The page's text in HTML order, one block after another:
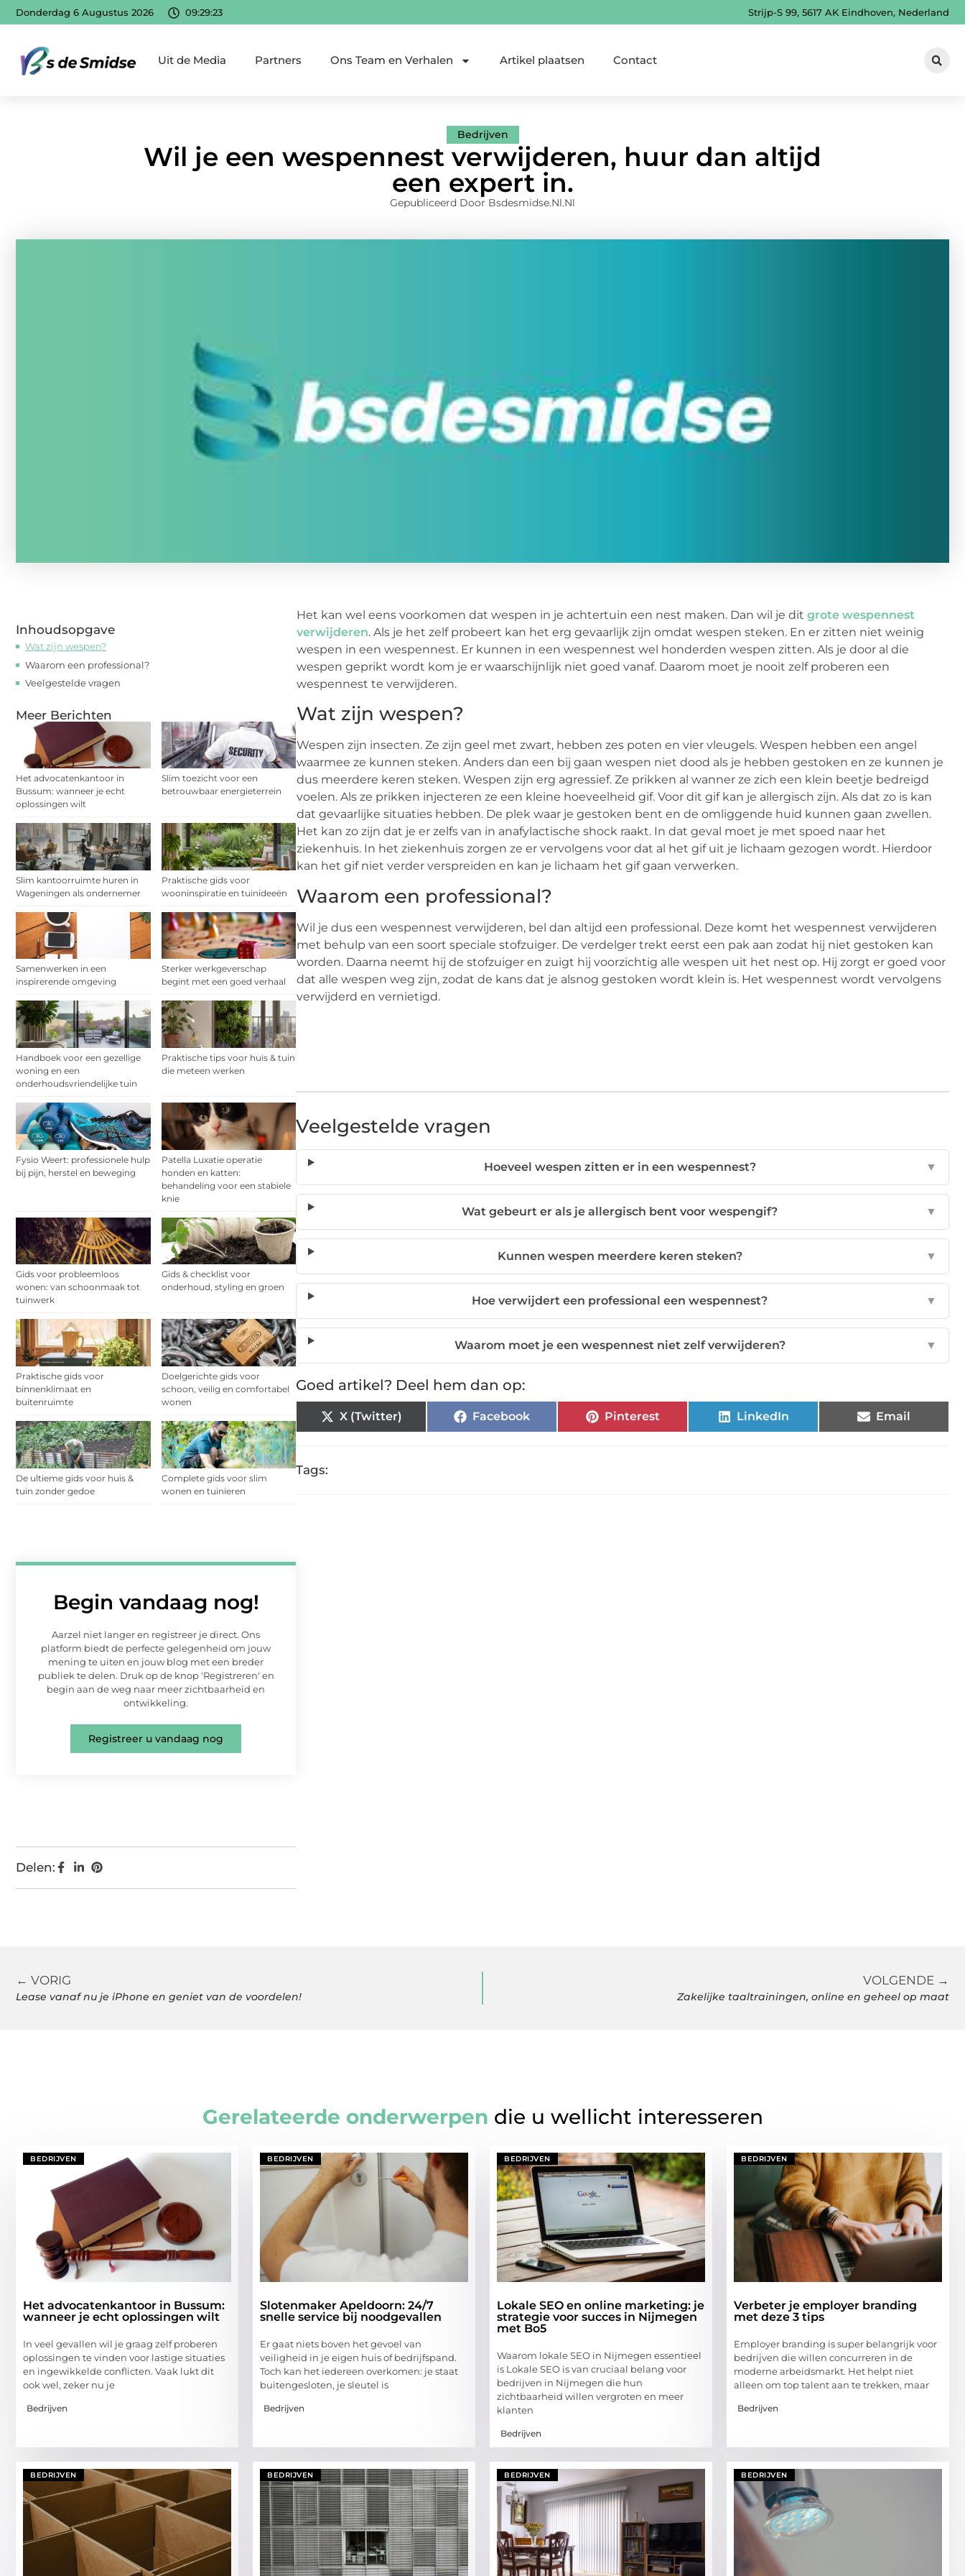
Donderdag 6 Augustus 2026 09:29:24 Strijp-S 99, 5617 AK Eindhoven, Nederland
Uit de Media Partners Ons Team en Verhalen Artikel plaatsen Contact
Bedrijven
Wil je een wespennest verwijderen, huur dan altijd
een expert in.
Gepubliceerd Door Bsdesmidse.nl.nl
Inhoudsopgave
Wat zijn wespen?
Waarom een professional?
Veelgestelde vragen
Meer Berichten
Het advocatenkantoor in
Bussum: wanneer je echt
oplossingen wilt
Slim toezicht voor een
betrouwbaar energieterrein
Slim kantoorruimte huren in
Wageningen als ondernemer
Praktische gids voor
wooninspiratie en tuinideeën
Samenwerken in een
inspirerende omgeving
Sterker werkgeverschap
begint met een goed verhaal
Handboek voor een gezellige
woning en een
onderhoudsvriendelijke tuin
Praktische tips voor huis & tuin
die meteen werken
Fysio Weert: professionele hulp
bij pijn, herstel en beweging
Patella Luxatie operatie
honden en katten:
behandeling voor een stabiele
knie
Gids voor probleemloos
wonen: van schoonmaak tot
tuinwerk
Gids & checklist voor
onderhoud, styling en groen
Praktische gids voor
binnenklimaat en
buitenruimte
Doelgerichte gids voor
schoon, veilig en comfortabel
wonen
De ultieme gids voor huis &
tuin zonder gedoe
Complete gids voor slim
wonen en tuinieren
Begin vandaag nog!
Aarzel niet langer en registreer je direct. Ons
platform biedt de perfecte gelegenheid om jouw
mening te uiten en jouw blog met een breder
publiek te delen. Druk op de knop 'Registreren' en
begin aan de weg naar meer zichtbaarheid en
ontwikkeling.
Registreer u vandaag nog
Delen:
Het kan wel eens voorkomen dat wespen in je achtertuin een nest maken. Dan wil je dit grote wespennest
verwijderen. Als je het zelf probeert kan het erg gevaarlijk zijn omdat wespen steken. En er zitten niet weinig
wespen in een wespennest. Er kunnen in een wespennest wel honderden wespen zitten. Als je door al die
wespen geprikt wordt kom je er waarschijnlijk niet goed vanaf. Daarom moet je nooit zelf proberen een
wespennest te verwijderen.
Wat zijn wespen?
Wespen zijn insecten. Ze zijn geel met zwart, hebben zes poten en vier vleugels. Wespen hebben een angel
waarmee ze kunnen steken. Anders dan een bij gaan wespen niet dood als je hebben gestoken en ze kunnen je
dus meerdere keren steken. Wespen zijn erg agressief. Ze prikken al wanner ze zich een klein beetje bedreigd
voelen. Als ze prikken injecteren ze een kleine hoeveelheid gif. Voor dit gif kan je allergisch zijn. Als dat zo is kan
dat gevaarlijke situaties hebben. De plek waar je gestoken bent en de omliggende huid kunnen gaan zwellen.
Het kan zo zijn dat je er zelfs van in anafylactische shock raakt. In dat geval moet je met spoed naar het
ziekenhuis. In het ziekenhuis zorgen ze er vervolgens voor dat al het gif uit je lichaam gezogen wordt. Hierdoor
kan het gif niet verder verspreiden en kan je lichaam het gif gaan verwerken.
Waarom een professional?
Wil je dus een wespennest verwijderen, bel dan altijd een professional. Deze komt het wespennest verwijderen
met behulp van een soort speciale stofzuiger. De verdelger trekt eerst een pak aan zodat hij niet gestoken kan
worden. Daarna neemt hij de stofzuiger en zuigt hij voorzichtig alle wespen uit het nest op. Hij zorgt er goed voor
dat alle wespen weg zijn, zodat de kans dat je alsnog gestoken wordt klein is. Het wespennest wordt vervolgens
verwijderd en vernietigd.
Veelgestelde vragen
Hoeveel wespen zitten er in een wespennest? ▼
Wat gebeurt er als je allergisch bent voor wespengif? ▼
Kunnen wespen meerdere keren steken? ▼
Hoe verwijdert een professional een wespennest? ▼
Waarom moet je een wespennest niet zelf verwijderen? ▼
Goed artikel? Deel hem dan op:
X (Twitter) Facebook Pinterest LinkedIn Email
Tags:
← VORIG
Lease vanaf nu je iPhone en geniet van de voordelen!
VOLGENDE →
Zakelijke taaltrainingen, online en geheel op maat
Gerelateerde onderwerpen die u wellicht interesseren
BEDRIJVEN
Het advocatenkantoor in Bussum:
wanneer je echt oplossingen wilt
In veel gevallen wil je graag zelf proberen
oplossingen te vinden voor lastige situaties
en ingewikkelde conflicten. Vaak lukt dit
ook wel, zeker nu je
Bedrijven
BEDRIJVEN
Slotenmaker Apeldoorn: 24/7
snelle service bij noodgevallen
Er gaat niets boven het gevoel van
veiligheid in je eigen huis of bedrijfspand.
Toch kan het iedereen overkomen: je staat
buitengesloten, je sleutel is
Bedrijven
BEDRIJVEN
Lokale SEO en online marketing: je
strategie voor succes in Nijmegen
met Bo5
Waarom lokale SEO in Nijmegen essentieel
is Lokale SEO is van cruciaal belang voor
bedrijven in Nijmegen die hun
zichtbaarheid willen vergroten en meer
klanten
Bedrijven
BEDRIJVEN
Verbeter je employer branding
met deze 3 tips
Employer branding is super belangrijk voor
bedrijven die willen concurreren in de
moderne arbeidsmarkt. Het helpt niet
alleen om top talent aan te trekken, maar
Bedrijven
BEDRIJVEN BEDRIJVEN BEDRIJVEN BEDRIJVEN